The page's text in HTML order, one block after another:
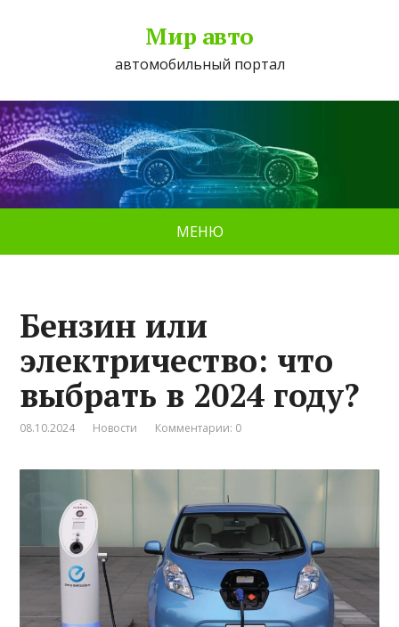
Мир авто
автомобильный портал
МЕНЮ
Бензин или
электричество: что
выбрать в 2024 году?
08.10.2024 Новости Комментарии: 0